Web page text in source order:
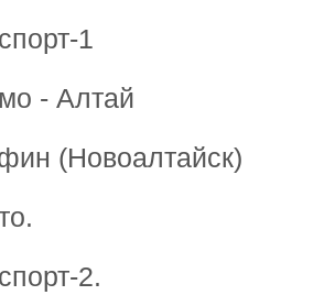
1
- Алтай
(Новоалтайск)
2.